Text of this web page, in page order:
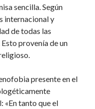
sencilla. Según
internacional y
de todas las
provenía de un
presente en el
«En tanto que el